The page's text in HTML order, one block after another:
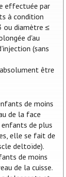
effectuée par
à condition
ou diamètre ≤
d'au
(sans
être
de moins
de la face
de plus
elle se fait de
deltoïde).
de moins
de la cuisse.